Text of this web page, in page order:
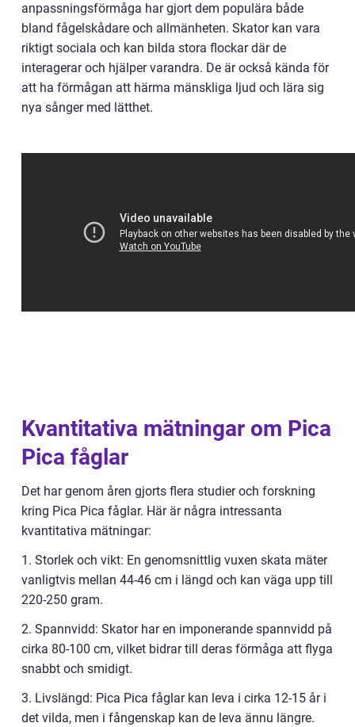
anpassningsförmåga har gjort dem populära både
bland fågelskådare och allmänheten. Skator kan vara
riktigt sociala och kan bilda stora flockar där de
interagerar och hjälper varandra. De är också kända för
att ha förmågan att härma mänskliga ljud och lära sig
nya sånger med lätthet.
Kvantitativa mätningar om Pica
Pica fåglar
Det har genom åren gjorts flera studier och forskning
kring Pica Pica fåglar. Här är några intressanta
kvantitativa mätningar:
1. Storlek och vikt: En genomsnittlig vuxen skata mäter
vanligtvis mellan 44-46 cm i längd och kan väga upp till
220-250 gram.
2. Spannvidd: Skator har en imponerande spannvidd på
cirka 80-100 cm, vilket bidrar till deras förmåga att flyga
snabbt och smidigt.
3. Livslängd: Pica Pica fåglar kan leva i cirka 12-15 år i
det vilda, men i fångenskap kan de leva ännu längre.